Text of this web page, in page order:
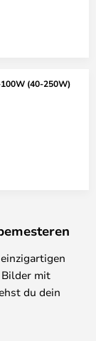
(40-250W)
Bilder mit
du dein